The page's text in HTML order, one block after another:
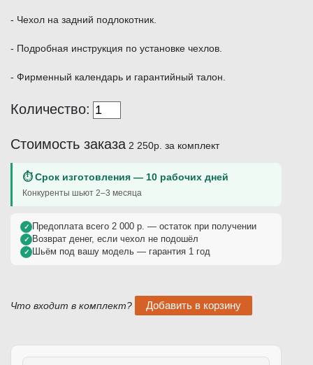
- Чехол на задний подлокотник.
- Подробная инструкция по установке чехлов.
- Фирменный календарь и гарантийный талон.
Количество:
Стоимость заказа 2 250р. за комплект
⏱ Срок изготовления — 10 рабочих дней
Конкуренты шьют 2–3 месяца
✓ Предоплата всего 2 000 р. — остаток при получении
✓ Возврат денег, если чехол не подошёл
✓ Шьём под вашу модель — гарантия 1 год
Что входит в комплект?